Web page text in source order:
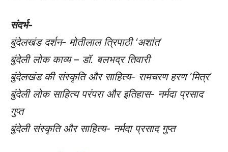
संदर्भ-
बुंदेलखंड दर्शन- मोतीलाल त्रिपाठी ‘अशांत’
बुंदेली लोक काव्य – डॉ. बलभद्र तिवारी
बुंदेलखंड की संस्कृति और साहित्य- रामचरण हरण ‘मित्र’
बुंदेली लोक साहित्य परंपरा और इतिहास- नर्मदा प्रसाद
गुप्त
बुंदेली संस्कृति और साहित्य- नर्मदा प्रसाद गुप्त